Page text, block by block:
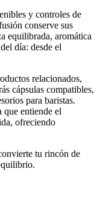
y controles de
conserve sus
equilibrada, aromática
día: desde el
relacionados,
cápsulas compatibles,
para baristas.
que entiende el
ofreciendo
tu rincón de